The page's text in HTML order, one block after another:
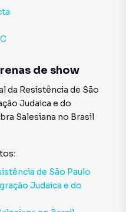
de show
da Resistência de São
Judaica e do
Salesiana no Brasil
:
de São Paulo
Judaica e do